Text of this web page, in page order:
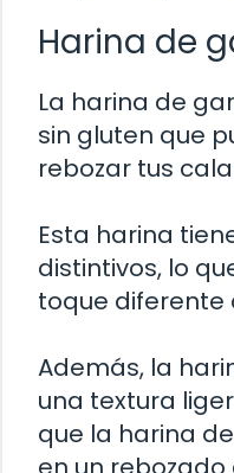
Harina de
La harina de
sin gluten que
rebozar tus
Esta harina
distintivos, lo
toque diferente
Además, la
una textura
que la harina